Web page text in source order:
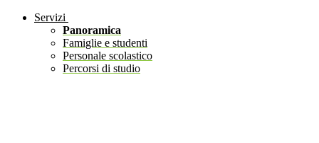
Servizi
Panoramica
Famiglie e studenti
Personale scolastico
Percorsi di studio